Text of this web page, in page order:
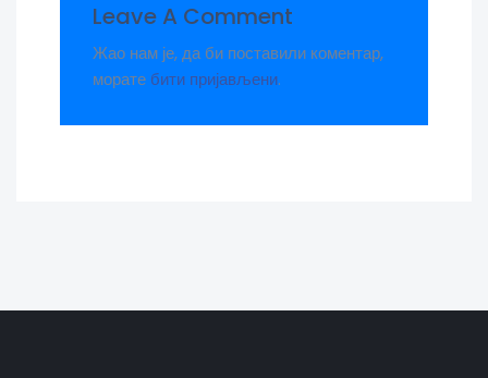
Leave A Comment
Жао нам је, да би поставили коментар,
морате бити пријављени.